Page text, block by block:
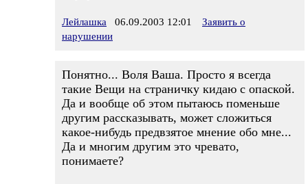
Лейлашка 06.09.2003 12:01
Заявить о
нарушении
Понятно... Воля Ваша. Просто я всегда
такие Вещи на страничку кидаю с опаской.
Да и вообще об этом пытаюсь поменьше
другим рассказывать, может сложиться
какое-нибудь предвзятое мнение обо мне...
Да и многим другим это чревато,
понимаете?